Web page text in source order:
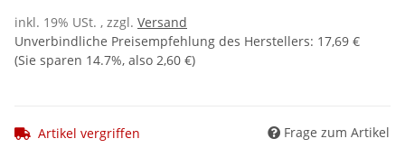
inkl. 19% USt. , zzgl. Versand
Unverbindliche Preisempfehlung des Herstellers: 17,69 €
(Sie sparen 14.7%, also 2,60 €)
Artikel vergriffen Frage zum Artikel